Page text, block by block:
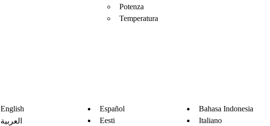
Potenza
Temperatura
English
العربية
Español
Eesti
Bahasa Indonesia
Italiano